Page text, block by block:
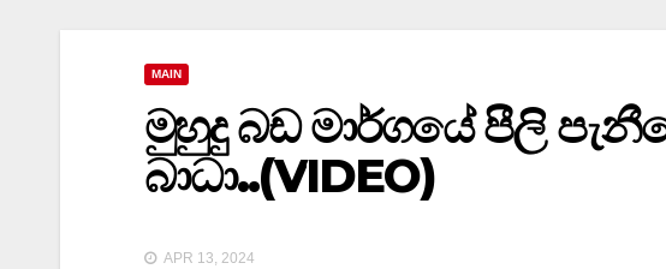
MAIN
මුහුදු බඩ මාර්ගයේ පීලි
බාධා..(VIDEO)
APR 13, 2024